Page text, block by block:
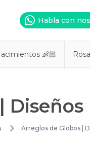
Habla con
👶🏻
Arreglos de Globos |